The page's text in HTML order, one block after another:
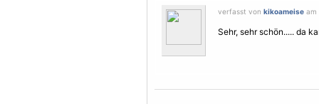
verfasst von kikoameise am
Sehr, sehr schön..... da